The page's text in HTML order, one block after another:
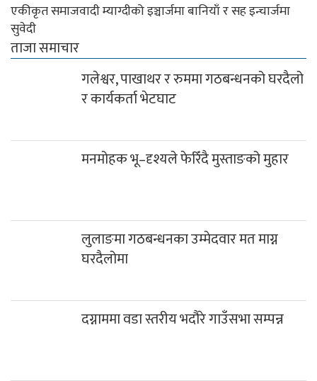
एकीकृत समाजवादी म्याग्दीको इञ्चार्जमा बानियाँ र सह इन्चार्जमा
सुवेदी
ताजा समाचार
गलेश्वर, पाखाथर र रुममा गठबन्धनको घरदैलो
र कार्यकर्ता भेटघाट
मनमोहक भू–दृश्यले फेरिँदै मुस्ताङको मुहार
लुलाङमा गठबन्धनका उम्मेदवार मत माग्न
घरदैलोमा
दग्नाममा वडा स्तरीय भदौरे गाउँसभा सम्पन्न